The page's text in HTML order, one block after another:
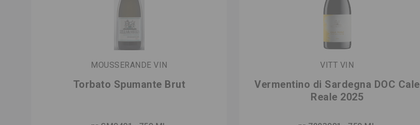
MOUSSERANDE VIN
Torbato Spumante Brut
VITT VIN
Vermentino di Sardegna DOC Cale
Reale 2025